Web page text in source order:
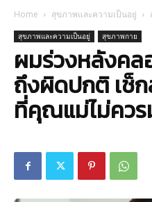
Home สุขภาพและความเป็นอยู่
สุขภาพและความเป็นอยู่ สุขภาพกาย
ผมร่วงหลังคล
ถึงผิดปกติ เ
ที่คุณแม่ไม่คว